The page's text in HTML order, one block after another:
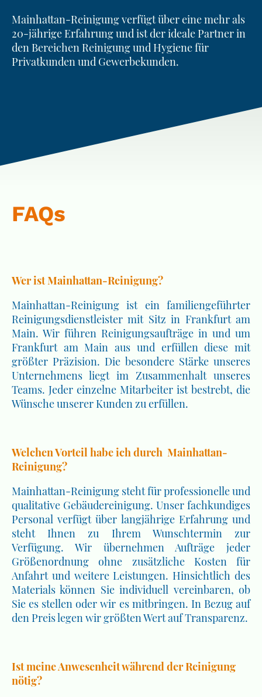
Mainhattan-Reinigung verfügt über eine mehr als
20-jährige Erfahrung und ist der ideale Partner in
den Bereichen Reinigung und Hygiene für
Privatkunden und Gewerbekunden.
FAQs
Wer ist Mainhattan-Reinigung?
Mainhattan-Reinigung ist ein familiengeführter
Reinigungsdienstleister mit Sitz in Frankfurt am
Main. Wir führen Reinigungsaufträge in und um
Frankfurt am Main aus und erfüllen diese mit
größter Präzision. Die besondere Stärke unseres
Unternehmens liegt im Zusammenhalt unseres
Teams. Jeder einzelne Mitarbeiter ist bestrebt, die
Wünsche unserer Kunden zu erfüllen.
Welchen Vorteil habe ich durch Mainhattan-
Reinigung?
Mainhattan-Reinigung steht für professionelle und
qualitative Gebäudereinigung. Unser fachkundiges
Personal verfügt über langjährige Erfahrung und
steht Ihnen zu Ihrem Wunschtermin zur
Verfügung. Wir übernehmen Aufträge jeder
Größenordnung ohne zusätzliche Kosten für
Anfahrt und weitere Leistungen. Hinsichtlich des
Materials können Sie individuell vereinbaren, ob
Sie es stellen oder wir es mitbringen. In Bezug auf
den Preis legen wir größten Wert auf Transparenz.
Ist meine Anwesenheit während der Reinigung
nötig?